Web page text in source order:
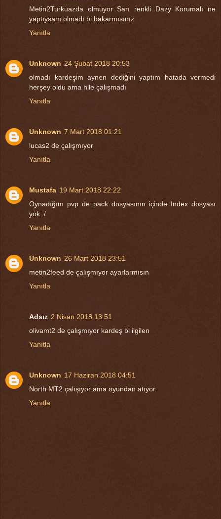
Metin2Turkuazda olmuyor Sarı renkli Dazy Korumalı ne
yaptıysam olmadı bi bakarmısınız
Yanıtla
Unknown 24 Şubat 2018 20:53
olmadı kardeşim aynen dediğini yaptım hatada vermedi
herşey oldu ama hile çalışmadı
Yanıtla
Unknown 7 Mart 2018 01:21
lucas2 de çalışmıyor
Yanıtla
Mustafa 19 Mart 2018 22:22
Oynadığım pvp de pack dosyasının içinde Index dosyası
yok :/
Yanıtla
Unknown 26 Mart 2018 23:51
metin2feed de çalışmıyor ayarlarmısın
Yanıtla
Adsız 2 Nisan 2018 13:51
olivamt2 de çalışmıyor kardeş bi ilgilen
Yanıtla
Unknown 17 Haziran 2018 04:51
North MT2 çalışıyor ama oyundan atıyor.
Yanıtla